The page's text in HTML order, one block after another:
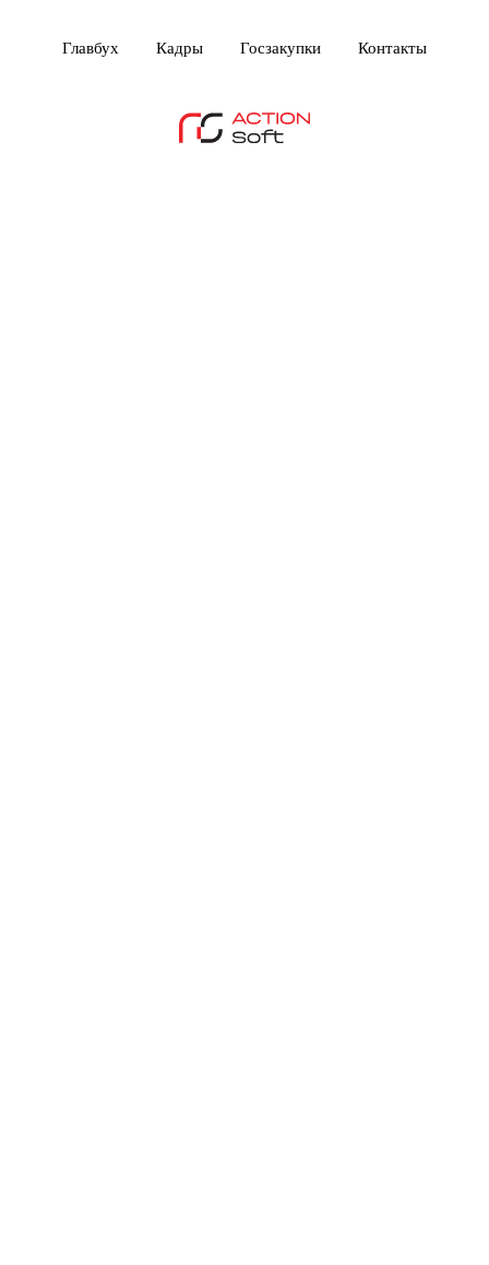
Главбух Кадры Госзакупки Контакты